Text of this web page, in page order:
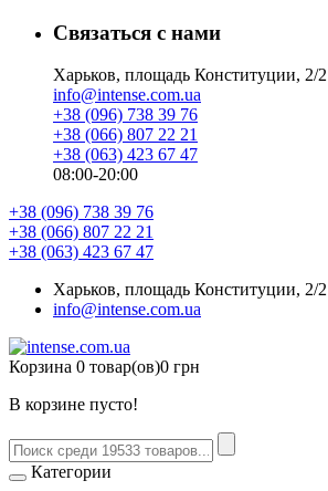
Связаться с нами
Харьков, площадь Конституции, 2/2
info@intense.com.ua
+38 (096) 738 39 76
+38 (066) 807 22 21
+38 (063) 423 67 47
08:00-20:00
+38 (096) 738 39 76
+38 (066) 807 22 21
+38 (063) 423 67 47
Харьков, площадь Конституции, 2/2
info@intense.com.ua
Корзина 0 товар(ов)0 грн
В корзине пусто!
Категории